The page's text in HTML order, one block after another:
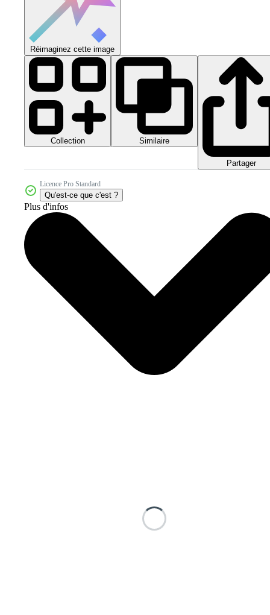
Réimaginez cette image
Collection Similaire
Partager
Licence Pro Standard
Qu'est-ce que c'est ?
Plus d'infos